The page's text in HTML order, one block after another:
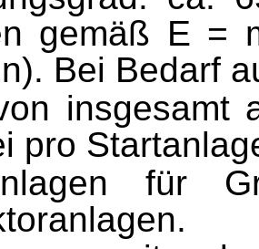
gemäß E =
Bei Bedarf
insgesamt
pro
für